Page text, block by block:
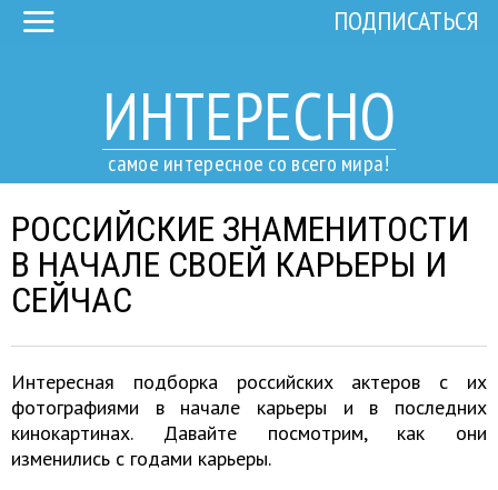
ИНТЕРЕСНО
самое интересное со всего мира!
ПОДПИСАТЬСЯ
РОССИЙСКИЕ ЗНАМЕНИТОСТИ
В НАЧАЛЕ СВОЕЙ КАРЬЕРЫ И
СЕЙЧАС
Интересная подборка российских актеров с их
фотографиями в начале карьеры и в последних
кинокартинах. Давайте посмотрим, как они
изменились с годами карьеры.